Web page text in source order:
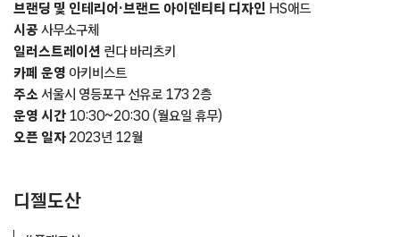
브랜딩 및 인테리어·브랜드 아이덴티티 디자인 HS애드
시공사무소구체
일러스트레이션 린다 바리츠키
카페 운영 아키비스트
주소 서울시 영등포구 선유로 173 2층
운영 시간 10:30~20:30 (월요일 휴무)
오픈 일자 2023년 12월
디젤도산